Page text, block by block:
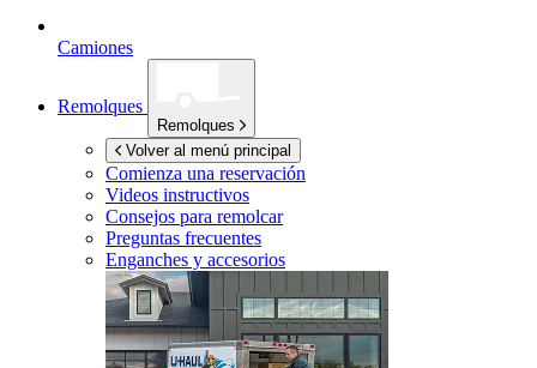
Camiones
Remolques
Remolques
Volver al menú principal
Comienza una reservación
Videos instructivos
Consejos para remolcar
Preguntas frecuentes
Enganches y accesorios